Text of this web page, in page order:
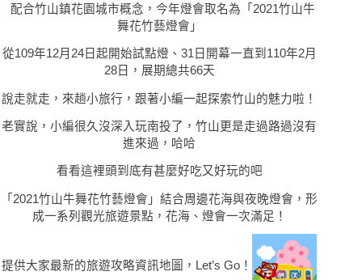
配合竹山鎮花園城市概念，今年燈會取名為「2021竹山牛
舞花竹藝燈會」
從109年12月24日起開始試點燈、31日開幕一直到110年2月
28日，展期總共66天
說走就走，來趟小旅行，跟著小編一起探索竹山的魅力啦！
老實說，小編很久沒深入玩南投了，竹山更是走過路過沒有
進來過，哈哈
看看這裡頭到底有甚麼好吃又好玩的吧
「2021竹山牛舞花竹藝燈會」結合周邊花海與夜晚燈會，形
成一系列觀光旅遊景點，花海、燈會一次滿足！
提供大家最新的旅遊攻略資訊地圖，Let’s Go！